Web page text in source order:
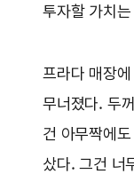
투자할 가치
프라다 매장
무너졌다. 두
건 아무짝에
샀다. 그건 너